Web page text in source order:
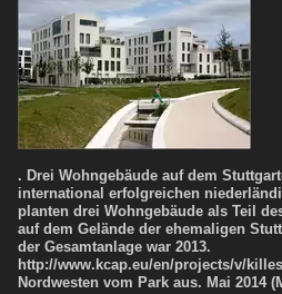
. Drei Wohngebäude auf dem
international erfolgreichen
planten drei Wohngebäude als Teil
auf dem Gelände der ehemaligen
der Gesamtanlage war 2013.
http://www.kcap.eu/en/projects/v/
Nordwesten vom Park aus. Mai 2014